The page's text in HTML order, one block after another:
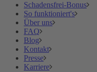
Schadensfrei-Bonus
So funktioniert's
Über uns
FAQ
Blog
Kontakt
Presse
Karriere